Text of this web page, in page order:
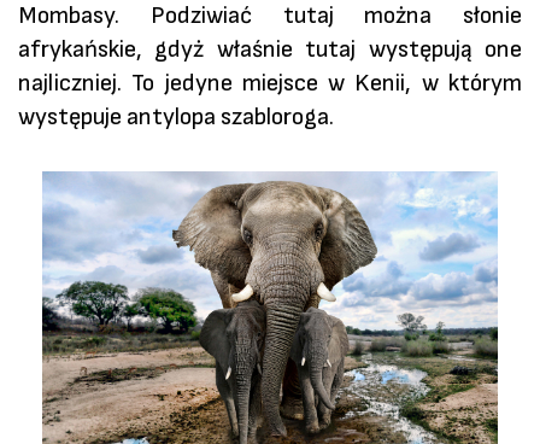
Mombasy. Podziwiać tutaj można słonie
afrykańskie, gdyż właśnie tutaj występują one
najliczniej. To jedyne miejsce w Kenii, w którym
występuje antylopa szabloroga.